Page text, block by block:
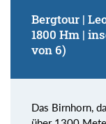
Bergtour |
1800 Hm |
von 6)
Das Birnhorn,